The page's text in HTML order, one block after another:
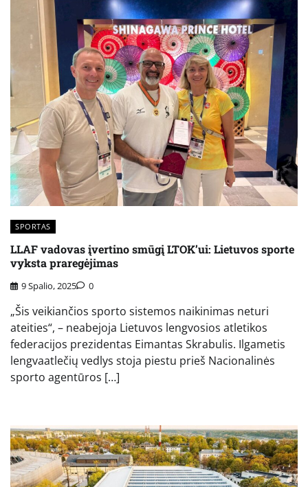
SPORTAS
LLAF vadovas įvertino smūgį LTOK’ui: Lietuvos sporte
vyksta praregėjimas
9 Spalio, 2025 0
„Šis veikiančios sporto sistemos naikinimas neturi
ateities“, – neabejoja Lietuvos lengvosios atletikos
federacijos prezidentas Eimantas Skrabulis. Ilgametis
lengvaatlečių vedlys stoja piestu prieš Nacionalinės
sporto agentūros […]